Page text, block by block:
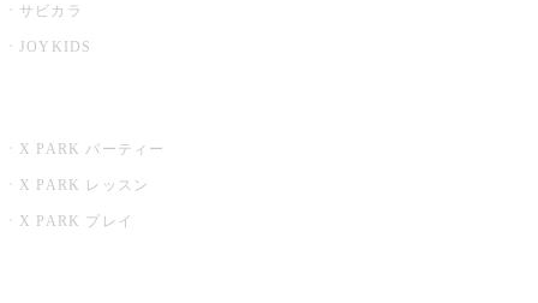
サビカラ
JOYKIDS
X PARK パーティー
X PARK レッスン
X PARK プレイ